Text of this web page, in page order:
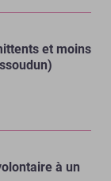
et moins
à un